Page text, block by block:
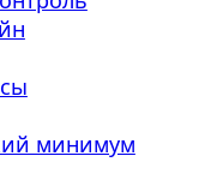
минимум